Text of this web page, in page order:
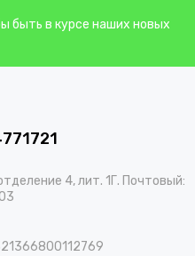
быть в курсе наших новых
4, лит. 1Г. Почтовый: